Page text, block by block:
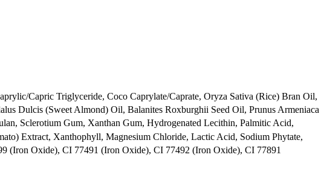
Capric Triglyceride, Coco Caprylate/Caprate, Oryza Sativa (Rice) Bran Oil,
Dulcis (Sweet Almond) Oil, Balanites Roxburghii Seed Oil, Prunus Armeniaca
Sclerotium Gum, Xanthan Gum, Hydrogenated Lecithin, Palmitic Acid,
Extract, Xanthophyll, Magnesium Chloride, Lactic Acid, Sodium Phytate,
(Iron Oxide), CI 77491 (Iron Oxide), CI 77492 (Iron Oxide), CI 77891